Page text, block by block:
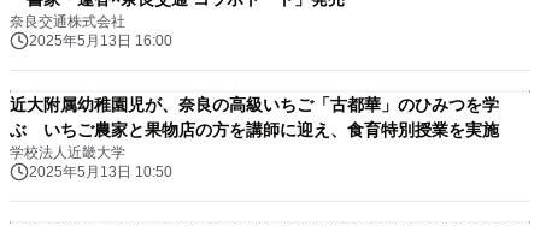
奈良交通株式会社
2025年5月13日 16:00
近大附属幼稚園児が、奈良の高級いちご「古都華」のひみつを学
ぶ いちご農家と果物店の方を講師に迎え、食育特別授業を実施
学校法人近畿大学
2025年5月13日 10:50